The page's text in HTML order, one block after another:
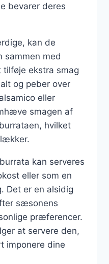
bevarer deres
kan de
sammen med
tilføje ekstra smag
og peber over
eller
smagen af
hvilket
kan serveres
eller som en
Det er en alsidig
sæsonens
præferencer.
at servere den,
imponere dine